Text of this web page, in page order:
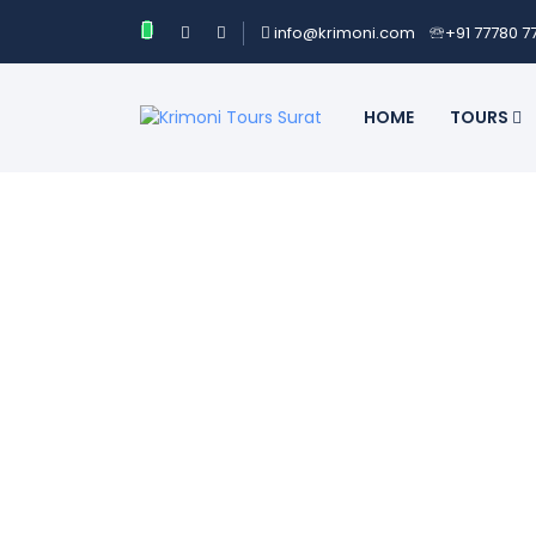
info@krimoni.com 🕾+91 77780
HOME TOURS